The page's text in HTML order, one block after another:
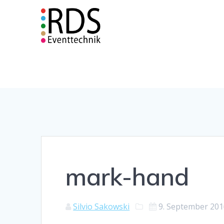
mark-hand
Silvio Sakowski 9. September